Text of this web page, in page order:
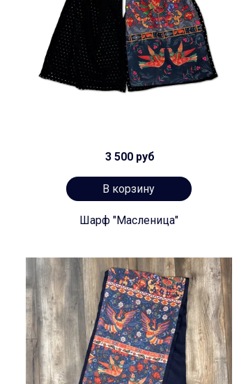
3 500 руб
В корзину
Шарф "Масленица"